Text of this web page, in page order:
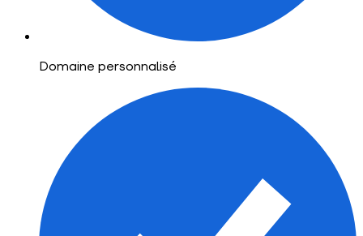
Domaine personnalisé